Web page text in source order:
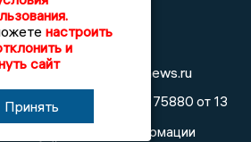
А.А.
262 77 92
info@voronezhnews.ru
серия Эл № ФС 77 - 75880 от 13
из реестра
массовой информации
настроить
и
сайт
Принять